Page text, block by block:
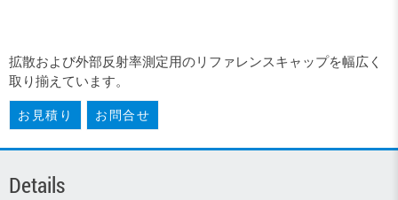
拡散および外部反射率測定用のリファレンスキャップを幅広く
取り揃えています。
お見積り お問合せ
Details